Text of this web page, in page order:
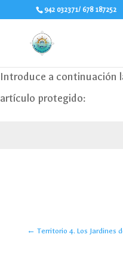
942 032371/ 678 187252
Introduce a continuación
artículo protegido:
← Territorio 4. Los Jardines